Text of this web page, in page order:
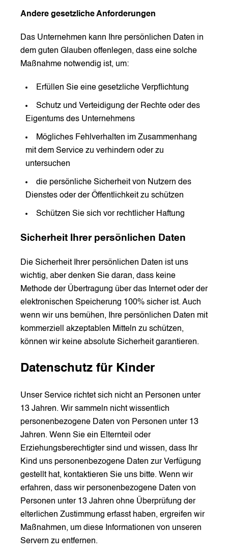
Andere gesetzliche Anforderungen
Das Unternehmen kann Ihre persönlichen Daten in
dem guten Glauben offenlegen, dass eine solche
Maßnahme notwendig ist, um:
Erfüllen Sie eine gesetzliche Verpflichtung
Schutz und Verteidigung der Rechte oder des
Eigentums des Unternehmens
Mögliches Fehlverhalten im Zusammenhang
mit dem Service zu verhindern oder zu
untersuchen
die persönliche Sicherheit von Nutzern des
Dienstes oder der Öffentlichkeit zu schützen
Schützen Sie sich vor rechtlicher Haftung
Sicherheit Ihrer persönlichen Daten
Die Sicherheit Ihrer persönlichen Daten ist uns
wichtig, aber denken Sie daran, dass keine
Methode der Übertragung über das Internet oder der
elektronischen Speicherung 100% sicher ist. Auch
wenn wir uns bemühen, Ihre persönlichen Daten mit
kommerziell akzeptablen Mitteln zu schützen,
können wir keine absolute Sicherheit garantieren.
Datenschutz für Kinder
Unser Service richtet sich nicht an Personen unter
13 Jahren. Wir sammeln nicht wissentlich
personenbezogene Daten von Personen unter 13
Jahren. Wenn Sie ein Elternteil oder
Erziehungsberechtigter sind und wissen, dass Ihr
Kind uns personenbezogene Daten zur Verfügung
gestellt hat, kontaktieren Sie uns bitte. Wenn wir
erfahren, dass wir personenbezogene Daten von
Personen unter 13 Jahren ohne Überprüfung der
elterlichen Zustimmung erfasst haben, ergreifen wir
Maßnahmen, um diese Informationen von unseren
Servern zu entfernen.